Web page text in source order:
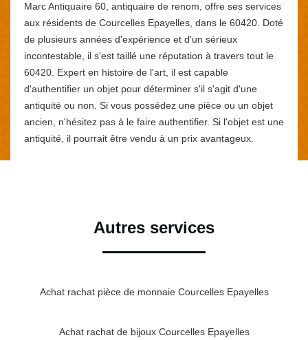
Marc Antiquaire 60, antiquaire de renom, offre ses services
aux résidents de Courcelles Epayelles, dans le 60420. Doté
de plusieurs années d'expérience et d'un sérieux
incontestable, il s'est taillé une réputation à travers tout le
60420. Expert en histoire de l'art, il est capable
d'authentifier un objet pour déterminer s'il s'agit d'une
antiquité ou non. Si vous possédez une pièce ou un objet
ancien, n'hésitez pas à le faire authentifier. Si l'objet est une
antiquité, il pourrait être vendu à un prix avantageux.
Autres services
Achat rachat pièce de monnaie Courcelles Epayelles
Achat rachat de bijoux Courcelles Epayelles